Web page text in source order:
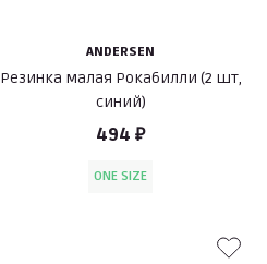
ANDERSEN
Резинка малая Рокабилли (2 шт,
синий)
494 ₽
ONE SIZE